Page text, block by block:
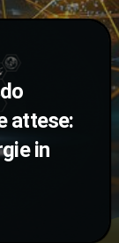
attese:
in